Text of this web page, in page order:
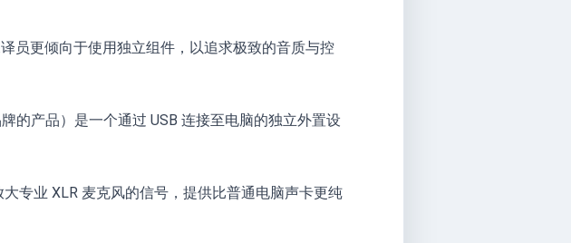
员更倾向于使用独立组件，以追求极致的音质与控
的产品）是一个通过 USB 连接至电脑的独立外置设
专业 XLR 麦克风的信号，提供比普通电脑声卡更纯